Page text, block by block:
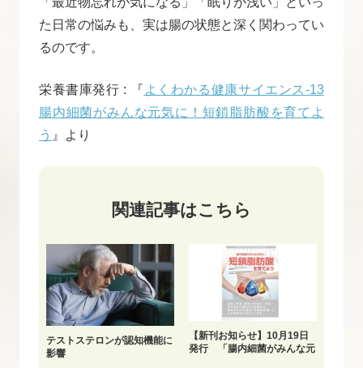
た日常の悩みも、実は腸の状態と深く関わってい
るのです。
栄養書庫発行 : 『 よくわかる健康サイエンス-13
腸内細菌がみんな元気に！短鎖脂肪酸を育てよ
う 』より
関連記事はこちら
テストステロンが認知機能に
影響
【新刊お知らせ】10月19日
発行 「腸内細菌がみんな元